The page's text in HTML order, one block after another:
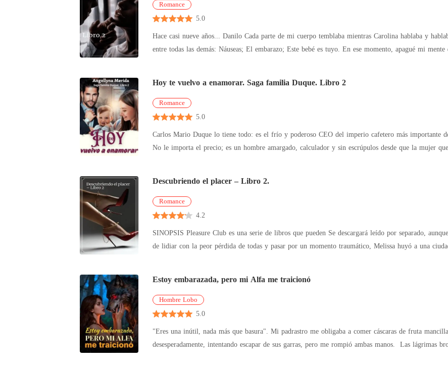
Romance
5.0
Hace casi nueve años... Danilo Cada parte de mi cuerpo temblaba mientras Carolina hablaba y hablaba sin parar, solo unas pocas palabras predominaban
entre todas las demás: Náuseas; El embarazo; Este bebé es
Hoy te vuelvo a enamorar. Saga familia Duque. Libro 2
Romance
5.0
Carlos Mario Duque lo tiene todo: es el frío y poderoso CEO del imperio cafetero más importante
No le importa el precio; es un hombre amargado, calculador y sin escrúpulos desde que la mujer
Descubriendo el placer – Libro 2.
Romance
4.2
SINOPSIS Pleasure Club es una serie de libros que pueden Se descargará leído por separado, aunque contiene spoilers de los libros anteriores. Después
Estoy embarazada, pero mi Alfa me traicionó
Hombre Lobo
5.0
"Eres una inútil, nada más que basura". Mi padrastro me obligaba a comer cáscaras de fruta mancilladas
desesperadamente, intentando escapar de sus garras, pero me rompió ambas manos. Las lágrimas brotaban de mis ojos, llenándome de miedo e